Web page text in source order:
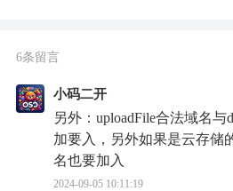
6条留言
小码二开
另外：uploadFile合法域名与
加要入，另外如果是云存储
名也要加入
2024-09-05 10:11:19